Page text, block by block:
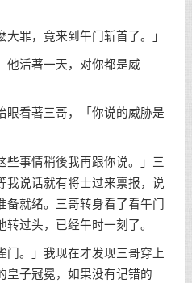
罪，竟来到午门斩首了。」
活著一天，对你都是威
看著三哥，「你说的威胁是
事情稍後我再跟你说。」三
我说话就有将士过来禀报，说
就绪。三哥转身看了看午门
过头，已经午时一刻了。
。」我现在才发现三哥穿上
皇子冠冕，如果没有记错的